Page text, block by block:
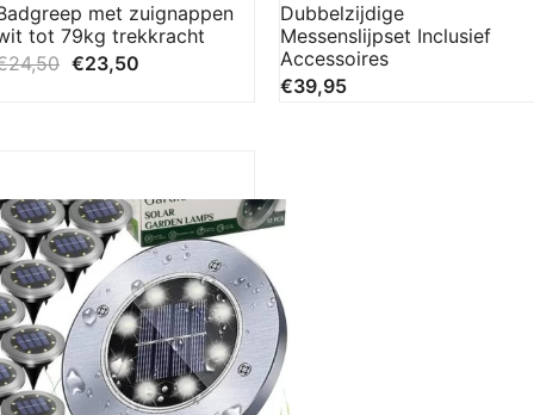
met zuignappen
tot 79kg trekkracht
24,50 €23,50
Dubbelzijdige
Messenslijpset Inclusief
Accessoires
€39,95